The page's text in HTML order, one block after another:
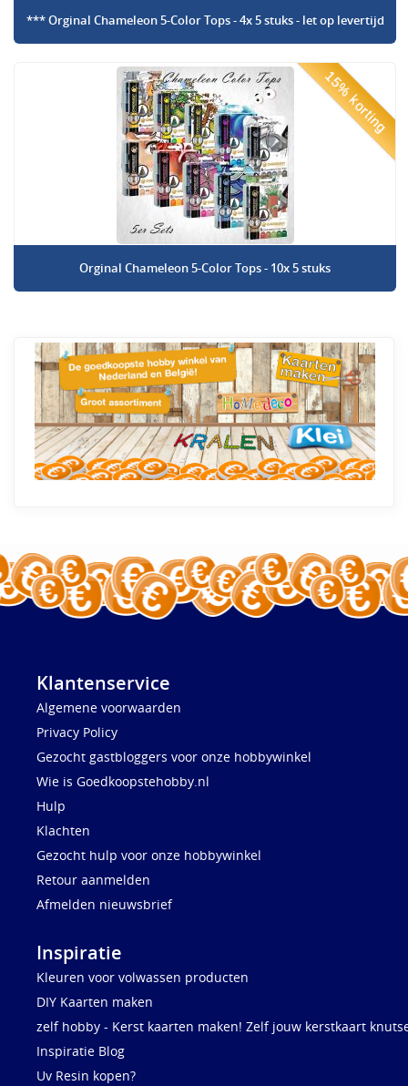
*** Orginal Chameleon 5-Color Tops - 4x 5 stuks - let op levertijd
15% korting
Orginal Chameleon 5-Color Tops - 10x 5 stuks
Klantenservice
Algemene voorwaarden
Privacy Policy
Gezocht gastbloggers voor onze hobbywinkel
Wie is Goedkoopstehobby.nl
Hulp
Klachten
Gezocht hulp voor onze hobbywinkel
Retour aanmelden
Afmelden nieuwsbrief
Inspiratie
Kleuren voor volwassen producten
DIY Kaarten maken
zelf hobby - Kerst kaarten maken! Zelf jouw kerstkaart
Inspiratie Blog
Uv Resin kopen?